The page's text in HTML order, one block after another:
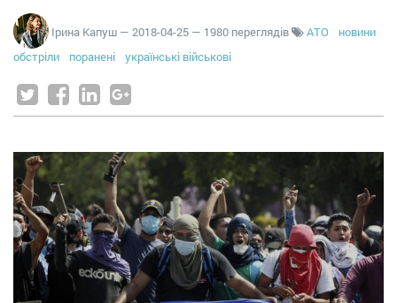
Ірина Капуш — 2018-04-25 — 1980 переглядів АТО
новини
обстріли
поранені українські військові